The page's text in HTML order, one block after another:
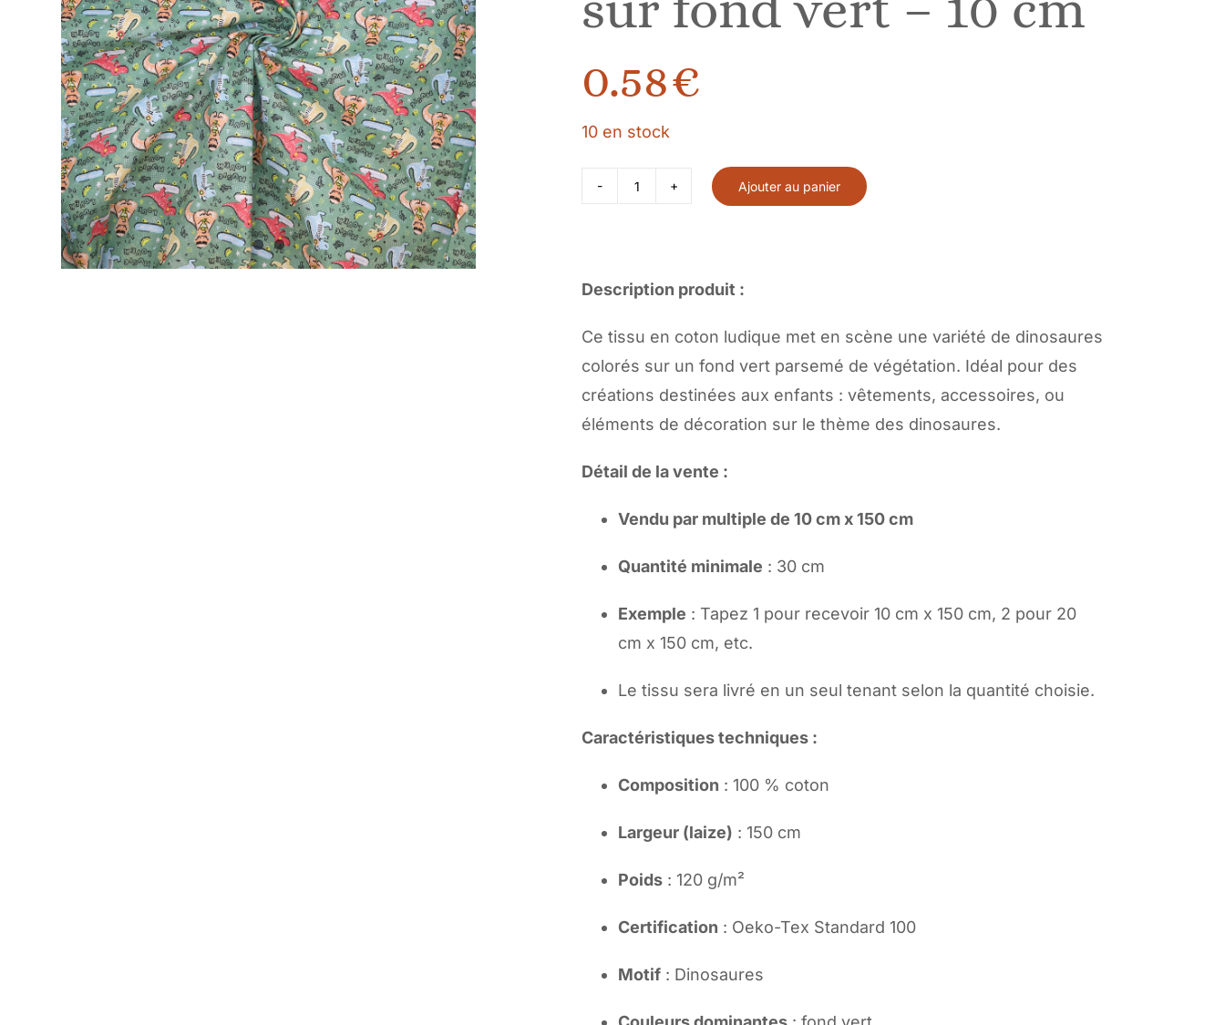
0.58€
10 en stock
coton
Dinosaures
colorés
sur
fond
vert
10
Ajouter au panier
Description produit :
Ce tissu en coton ludique met en scène une variété de dinosaures
colorés sur un fond vert parsemé de végétation. Idéal pour des
créations destinées aux enfants : vêtements, accessoires, ou
éléments de décoration sur le thème des dinosaures.
Détail de la vente :
Vendu par multiple de 10 cm x 150 cm
Quantité minimale : 30 cm
Exemple : Tapez 1 pour recevoir 10 cm x 150 cm, 2 pour 20
cm x 150 cm, etc.
Le tissu sera livré en un seul tenant selon la quantité choisie.
Caractéristiques techniques :
Composition : 100 % coton
Largeur (laize) : 150 cm
Poids: 120 g/m²
Certification : Oeko-Tex Standard 100
Motif: Dinosaures